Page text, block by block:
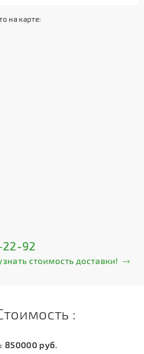
на карте:
22-92
стоимость доставки!
:
850000 руб.